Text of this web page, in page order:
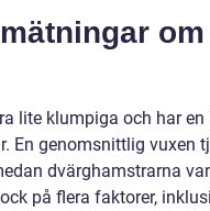
lite klumpiga och har
En genomsnittlig vuxen
dvärghamstrarna
på flera faktorer,